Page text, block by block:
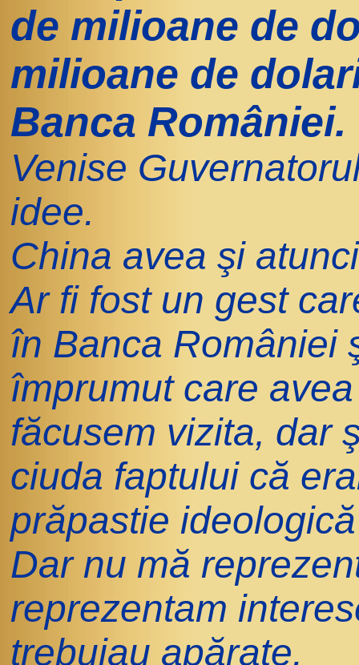
de milioane de
milioane de
Banca României.
Venise
idee.
China avea şi
Ar fi fost un gest
în Banca României
împrumut care
făcusem vizita, dar
ciuda faptului că
prăpastie
Dar nu mă
reprezentam
trebuiau apărate.